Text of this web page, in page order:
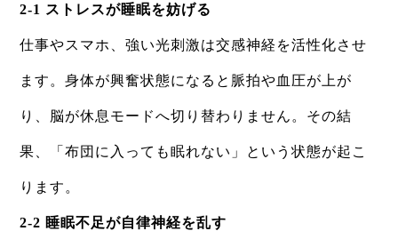
2-1 ストレスが睡眠を妨げる
仕事やスマホ、強い光刺激は交感神経を活性化させ
ます。身体が興奮状態になると脈拍や血圧が上が
り、脳が休息モードへ切り替わりません。その結
果、「布団に入っても眠れない」という状態が起こ
ります。
2-2 睡眠不足が自律神経を乱す